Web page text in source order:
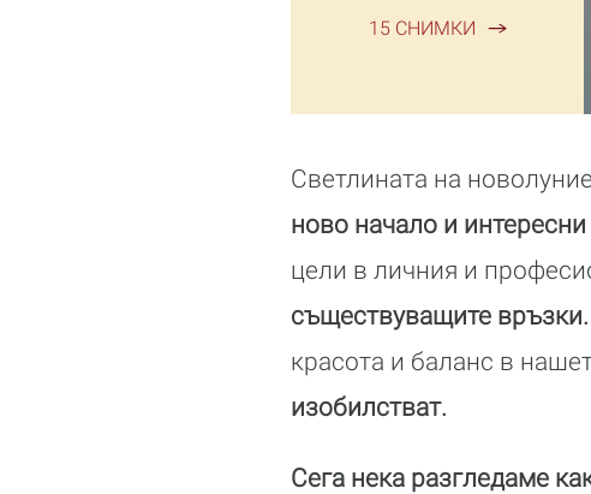
15 СНИМКИ
Светлината на
ново начало и
цели в личния и
съществуващите връзки.
красота и баланс в
изобилстват.
Сега нека разгледаме